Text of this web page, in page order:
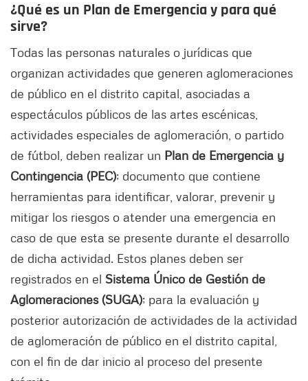
¿Qué es un Plan de Emergencia y para qué
sirve?
Todas las personas naturales o jurídicas que
organizan actividades que generen aglomeraciones
de público en el distrito capital, asociadas a
espectáculos públicos de las artes escénicas,
actividades especiales de aglomeración, o partido
de fútbol, deben realizar un Plan de Emergencia y
Contingencia (PEC); documento que contiene
herramientas para identificar, valorar, prevenir y
mitigar los riesgos o atender una emergencia en
caso de que esta se presente durante el desarrollo
de dicha actividad. Estos planes deben ser
registrados en el Sistema Único de Gestión de
Aglomeraciones (SUGA); para la evaluación y
posterior autorización de actividades de la actividad
de aglomeración de público en el distrito capital,
con el fin de dar inicio al proceso del presente